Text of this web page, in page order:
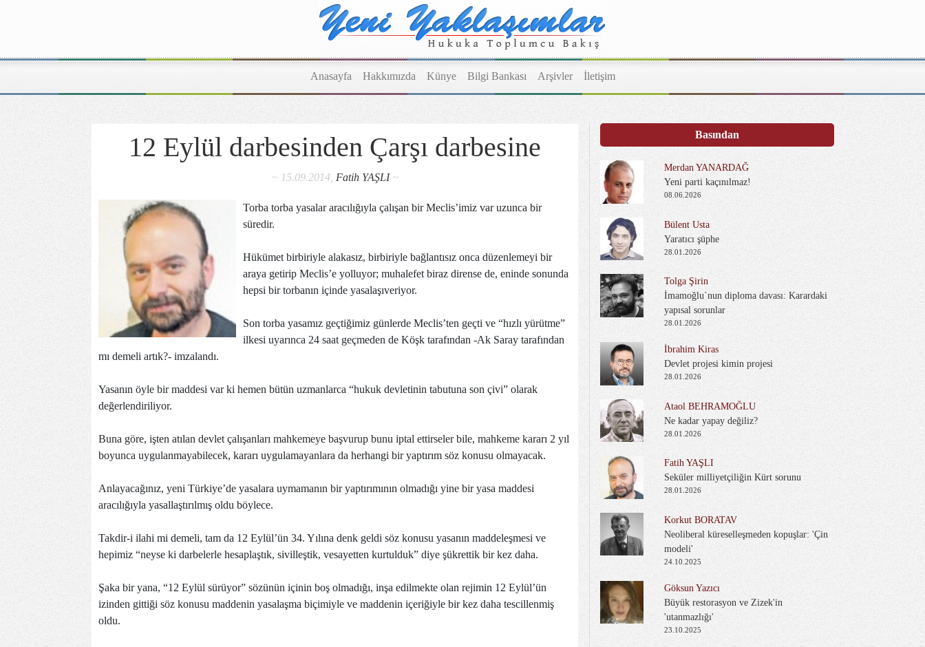
Anasayfa Hakkımızda Künye Bilgi Bankası Arşivler İletişim
12 Eylül darbesinden Çarşı darbesine
~ 15.09.2014, Fatih YAŞLI~
Torba torba yasalar aracılığıyla çalışan bir Meclis’imiz var uzunca bir
süredir.
Hükümet birbiriyle alakasız, birbiriyle bağlantısız onca düzenlemeyi bir
araya getirip Meclis’e yolluyor; muhalefet biraz dirense de, eninde sonunda
hepsi bir torbanın içinde yasalaşıveriyor.
Son torba yasamız geçtiğimiz günlerde Meclis’ten geçti ve “hızlı yürütme”
ilkesi uyarınca 24 saat geçmeden de Köşk tarafından -Ak Saray tarafından
mı demeli artık?- imzalandı.
Yasanın öyle bir maddesi var ki hemen bütün uzmanlarca “hukuk devletinin tabutuna son çivi” olarak
değerlendiriliyor.
Buna göre, işten atılan devlet çalışanları mahkemeye başvurup bunu iptal ettirseler bile, mahkeme kararı 2 yıl
boyunca uygulanmayabilecek, kararı uygulamayanlara da herhangi bir yaptırım söz konusu olmayacak.
Anlayacağınız, yeni Türkiye’de yasalara uymamanın bir yaptırımının olmadığı yine bir yasa maddesi
aracılığıyla yasallaştırılmış oldu böylece.
Takdir-i ilahi mi demeli, tam da 12 Eylül’ün 34. Yılına denk geldi söz konusu yasanın maddeleşmesi ve
hepimiz “neyse ki darbelerle hesaplaştık, sivilleştik, vesayetten kurtulduk” diye şükrettik bir kez daha.
Şaka bir yana, “12 Eylül sürüyor” sözünün içinin boş olmadığı, inşa edilmekte olan rejimin 12 Eylül’ün
izinden gittiği söz konusu maddenin yasalaşma biçimiyle ve maddenin içeriğiyle bir kez daha tescillenmiş
oldu.
Basından
Merdan YANARDAĞ
Yeni parti kaçınılmaz!
08.06.2026
Bülent Usta
Yaratıcı şüphe
28.01.2026
Tolga Şirin
İmamoğlu`nun diploma davası: Karardaki
yapısal sorunlar
28.01.2026
İbrahim Kiras
Devlet projesi kimin projesi
28.01.2026
Ataol BEHRAMOĞLU
Ne kadar yapay değiliz?
28.01.2026
Fatih YAŞLI
Seküler milliyetçiliğin Kürt sorunu
28.01.2026
Korkut BORATAV
Neoliberal küreselleşmeden kopuşlar: 'Çin
modeli'
24.10.2025
Göksun Yazıcı
Büyük restorasyon ve Zizek'in
'utanmazlığı'
23.10.2025